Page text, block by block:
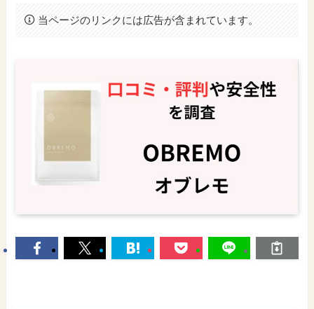
当ページのリンクには広告が含まれています。